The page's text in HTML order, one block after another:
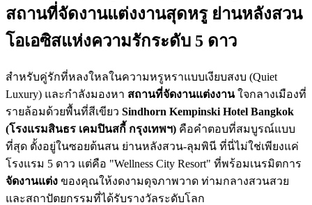
สถานที่จัดงานแต่งงานสุดหรู ย่านหลังสวน
โอเอซิสแห่งความรักระดับ 5 ดาว
สำหรับคู่รักที่หลงใหลในความหรูหราแบบเงียบสงบ (Quiet
Luxury) และกำลังมองหา สถานที่จัดงานแต่งงานใจกลางเมืองที่
รายล้อมด้วยพื้นที่สีเขียว Sindhorn Kempinski Hotel Bangkok
(โรงแรมสินธร เคมปินสกี้ กรุงเทพฯ) คือคำตอบที่สมบูรณ์แบบ
ที่สุด ตั้งอยู่ในซอยต้นสน ย่านหลังสวน-ลุมพินี ที่นี่ไม่ใช่เพียงแค่
โรงแรม 5 ดาว แต่คือ "Wellness City Resort" ที่พร้อมเนรมิตการ
จัดงานแต่ง ของคุณให้งดงามดุจภาพวาด ท่ามกลางสวนสวย
และสถาปัตยกรรมที่ได้รับรางวัลระดับโลก